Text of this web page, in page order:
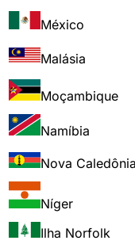
México
Malásia
Moçambique
Namíbia
Nova Caledônia
Níger
Ilha Norfolk